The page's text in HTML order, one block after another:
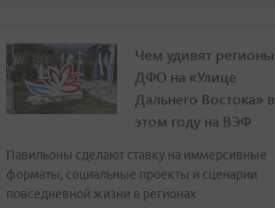
Чем удивят регионы
ДФО на «Улице
Дальнего Востока» в
этом году на ВЭФ
Павильоны сделают ставку на иммерсивные
форматы, социальные проекты и сценарии
повседневной жизни в регионах